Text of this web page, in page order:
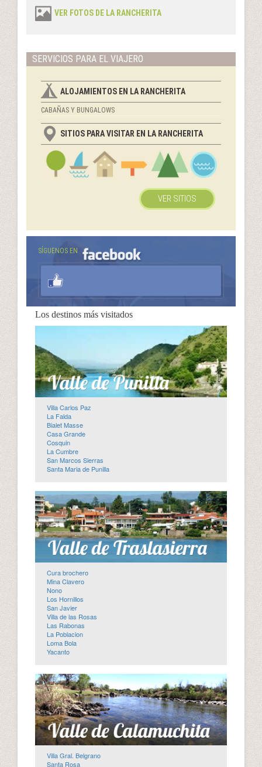
VER FOTOS DE LA RANCHERITA
SERVICIOS PARA EL VIAJERO
ALOJAMIENTOS EN LA RANCHERITA
CABAÑAS Y BUNGALOWS
SITIOS PARA VISITAR EN LA RANCHERITA
VER SITIOS
SÍGUENOS EN
Los destinos más visitados
Villa Carlos Paz
La Falda
Bialet Masse
Casa Grande
Cosquin
La Cumbre
San Marcos Sierras
Santa Maria de Punilla
Cura brochero
Mina Clavero
Nono
Los Hornillos
San Javier
Villa de las Rosas
Las Rabonas
La Poblacion
Loma Bola
Yacanto
Villa Gral. Belgrano
Santa Rosa